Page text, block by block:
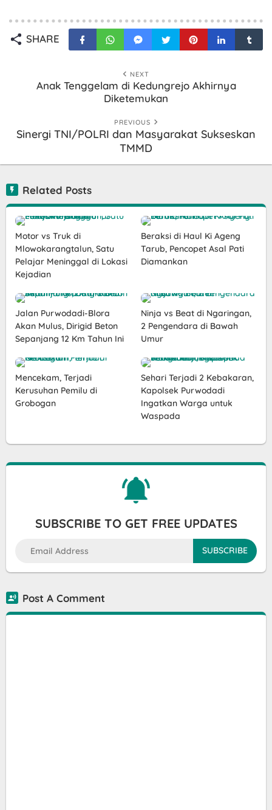
SHARE
NEXT
Anak Tenggelam di Kedungrejo Akhirnya
Diketemukan
PREVIOUS
Sinergi TNI/POLRI dan Masyarakat Sukseskan
TMMD
Related Posts
Motor vs Truk di
Mlowokarangtalun, Satu
Pelajar Meninggal di Lokasi
Kejadian
Beraksi di Haul Ki Ageng
Tarub, Pencopet Asal Pati
Diamankan
Jalan Purwodadi-Blora
Akan Mulus, Dirigid Beton
Sepanjang 12 Km Tahun Ini
Ninja vs Beat di Ngaringan,
2 Pengendara di Bawah
Umur
Mencekam, Terjadi
Kerusuhan Pemilu di
Grobogan
Sehari Terjadi 2 Kebakaran,
Kapolsek Purwodadi
Ingatkan Warga untuk
Waspada
SUBSCRIBE TO GET FREE UPDATES
Post A Comment